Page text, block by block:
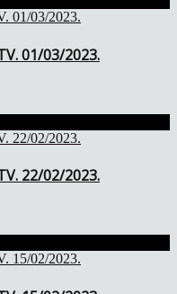
01/03/2023.
22/02/2023.